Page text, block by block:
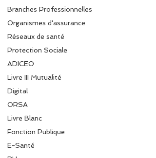
Branches Professionnelles
Organismes d'assurance
Réseaux de santé
Protection Sociale
ADICEO
Livre III Mutualité
Digital
ORSA
Livre Blanc
Fonction Publique
E-Santé